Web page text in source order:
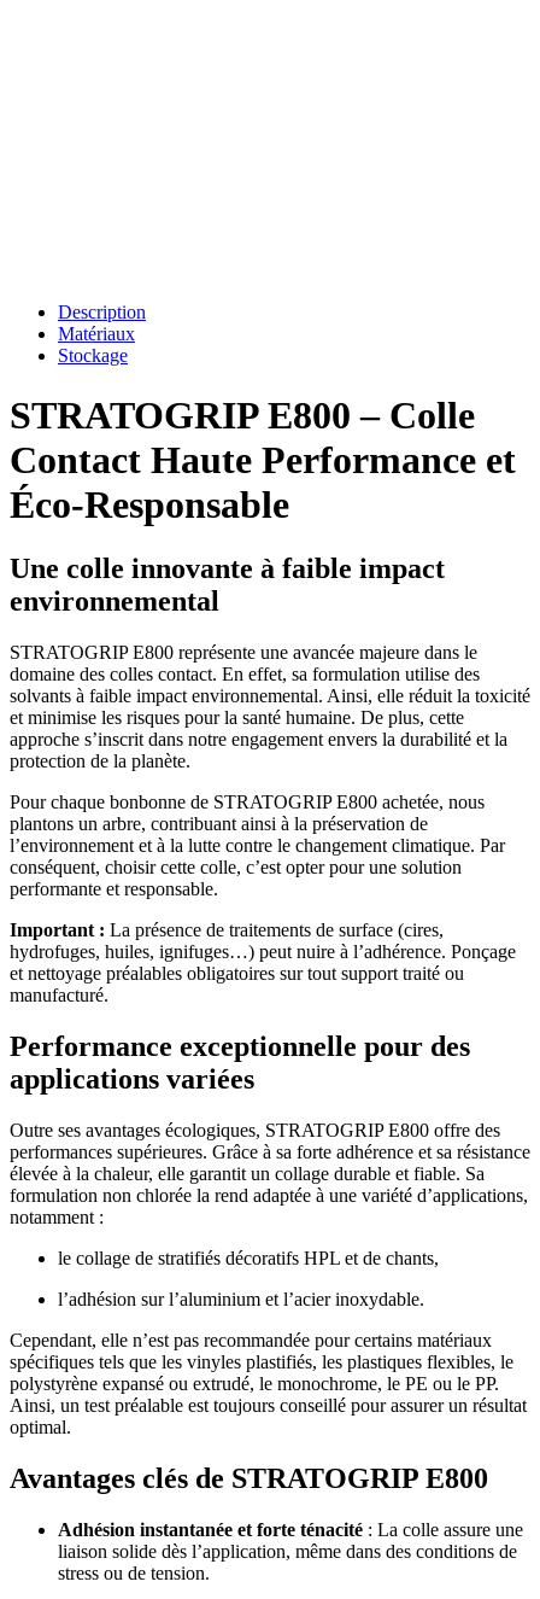
Description
Matériaux
Stockage
STRATOGRIP E800 – Colle
Contact Haute Performance et
Éco-Responsable
Une colle innovante à faible impact
environnemental
STRATOGRIP E800 représente une avancée majeure dans le
domaine des colles contact. En effet, sa formulation utilise des
solvants à faible impact environnemental. Ainsi, elle réduit la toxicité
et minimise les risques pour la santé humaine. De plus, cette
approche s’inscrit dans notre engagement envers la durabilité et la
protection de la planète.
Pour chaque bonbonne de STRATOGRIP E800 achetée, nous
plantons un arbre, contribuant ainsi à la préservation de
l’environnement et à la lutte contre le changement climatique. Par
conséquent, choisir cette colle, c’est opter pour une solution
performante et responsable.
Important : La présence de traitements de surface (cires,
hydrofuges, huiles, ignifuges…) peut nuire à l’adhérence. Ponçage
et nettoyage préalables obligatoires sur tout support traité ou
manufacturé.
Performance exceptionnelle pour des
applications variées
Outre ses avantages écologiques, STRATOGRIP E800 offre des
performances supérieures. Grâce à sa forte adhérence et sa résistance
élevée à la chaleur, elle garantit un collage durable et fiable. Sa
formulation non chlorée la rend adaptée à une variété d’applications,
notamment :
le collage de stratifiés décoratifs HPL et de chants,
l’adhésion sur l’aluminium et l’acier inoxydable.
Cependant, elle n’est pas recommandée pour certains matériaux
spécifiques tels que les vinyles plastifiés, les plastiques flexibles, le
polystyrène expansé ou extrudé, le monochrome, le PE ou le PP.
Ainsi, un test préalable est toujours conseillé pour assurer un résultat
optimal.
Avantages clés de STRATOGRIP E800
Adhésion instantanée et forte ténacité : La colle assure une
liaison solide dès l’application, même dans des conditions de
stress ou de tension.